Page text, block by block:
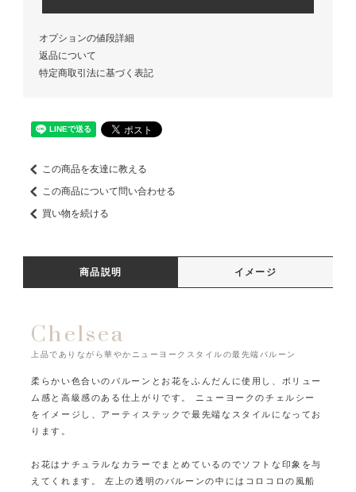
オプションの値段詳細
返品について
特定商取引法に基づく表記
この商品を友達に教える
この商品について問い合わせる
買い物を続ける
商品説明 イメージ
Chelsea
上品でありながら華やかニューヨークスタイルの最先端バルーン
柔らかい色合いのバルーンとお花をふんだんに使用し、ボリュー
ム感と高級感のある仕上がりです。
ニューヨークのチェルシー
をイメージし、アーティステックで最先端なスタイルになってお
ります。
お花はナチュラルなカラーでまとめているのでソフトな印象を与
えてくれます。
左上の透明のバルーンの中にはコロコロの風船